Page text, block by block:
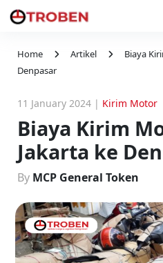
Home Artikel
Biaya
Denpasar
11 January 2024 | Kirim Motor
Biaya Kirim
Jakarta ke
By MCP General Token